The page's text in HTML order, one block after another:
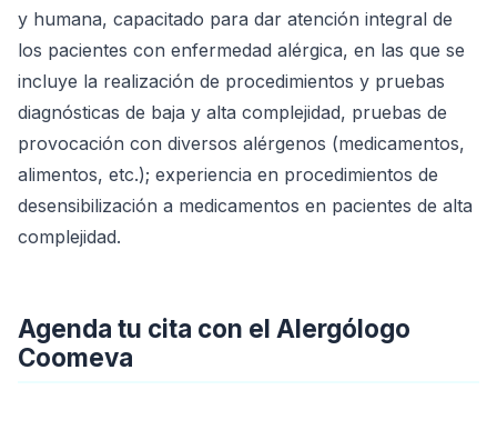
y humana, capacitado para dar atención integral de
los pacientes con enfermedad alérgica, en las que se
incluye la realización de procedimientos y pruebas
diagnósticas de baja y alta complejidad, pruebas de
provocación con diversos alérgenos (medicamentos,
alimentos, etc.); experiencia en procedimientos de
desensibilización a medicamentos en pacientes de alta
complejidad.
Agenda tu cita con el Alergólogo
Coomeva